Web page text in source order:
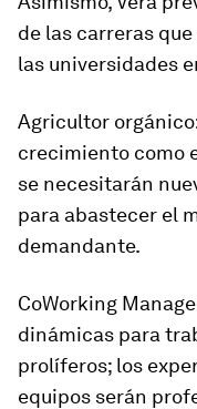
de las carreras
las universidades
Agricultor
crecimiento como
se necesitarán
para abastecer el
demandante.
CoWorking
dinámicas para
prolíferos; los
equipos serán